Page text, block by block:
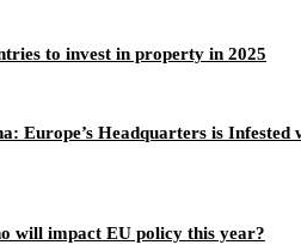
to invest in property in 2025
Europe’s Headquarters is Infested
will impact EU policy this year?